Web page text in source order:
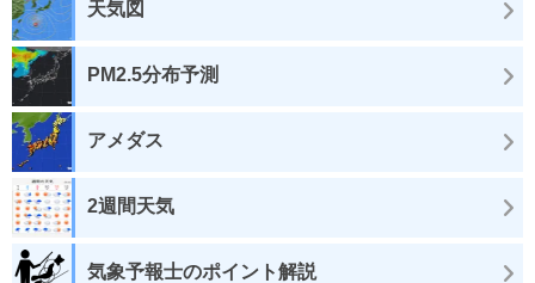
天気図
PM2.5分布予測
アメダス
2週間天気
気象予報士のポイント解説